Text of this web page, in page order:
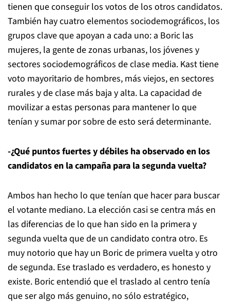
tienen que conseguir los votos de los otros candidatos.
También hay cuatro elementos sociodemográficos, los
grupos clave que apoyan a cada uno: a Boric las
mujeres, la gente de zonas urbanas, los jóvenes y
sectores sociodemográficos de clase media. Kast tiene
voto mayoritario de hombres, más viejos, en sectores
rurales y de clase más baja y alta. La capacidad de
movilizar a estas personas para mantener lo que
tenían y sumar por sobre de esto será determinante.
-¿Qué puntos fuertes y débiles ha observado en los
candidatos en la campaña para la segunda vuelta?
Ambos han hecho lo que tenían que hacer para buscar
el votante mediano. La elección casi se centra más en
las diferencias de lo que han sido en la primera y
segunda vuelta que de un candidato contra otro. Es
muy notorio que hay un Boric de primera vuelta y otro
de segunda. Ese traslado es verdadero, es honesto y
existe. Boric entendió que el traslado al centro tenía
que ser algo más genuino, no sólo estratégico,